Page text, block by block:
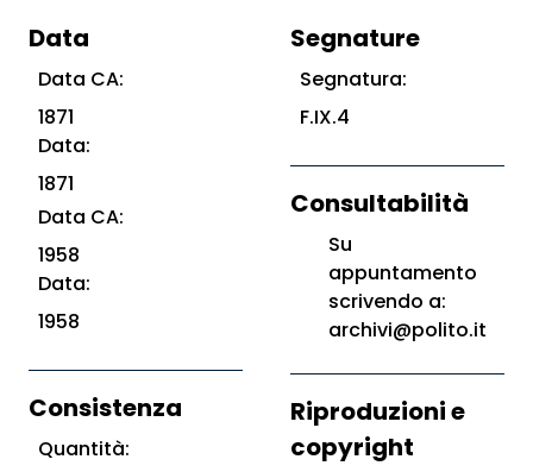
Data
Data CA:
1871
Data:
1871
Data CA:
1958
Data:
1958
Consistenza
Quantità:
Segnature
Segnatura:
F.IX.4
Consultabilità
Su
appuntamento
scrivendo a:
archivi@polito.it
Riproduzioni e
copyright